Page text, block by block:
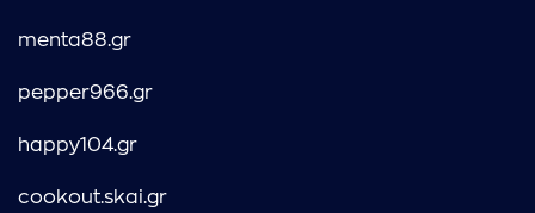
menta88.gr
pepper966.gr
happy104.gr
cookout.skai.gr